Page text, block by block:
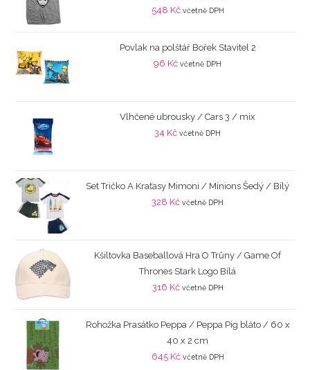
548 Kč včetně DPH
Povlak na polštář Bořek Stavitel 2
96 Kč včetně DPH
Vlhčené ubrousky / Cars 3 / mix
34 Kč včetně DPH
Set Tričko A Kraťasy Mimoni / Minions Šedý / Bílý
328 Kč včetně DPH
Kšiltovka Baseballová Hra O Trůny / Game Of
Thrones Stark Logo Bílá
316 Kč včetně DPH
Rohožka Prasátko Peppa / Peppa Pig bláto / 60 x
40 x 2 cm
645 Kč včetně DPH